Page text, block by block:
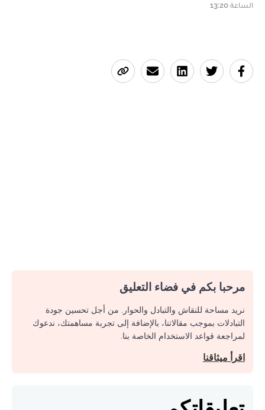
الساعة 13:20
مرحبا بكم في فضاء التعليق
نريد مساحة للنقاش والتبادل والحوار. من أجل تحسين جودة
التبادلات بموجب مقالاتنا، بالإضافة إلى تجربة مساهمتك، ندعوك
لمراجعة قواعد الاستخدام الخاصة بنا.
اقرأ ميثاقنا